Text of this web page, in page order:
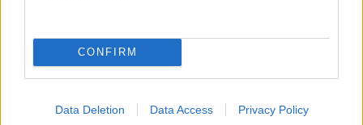
CONFIRM
Data Deletion Data Access Privacy Policy
Ιστορία|05.12.2021 18:51
όπου εξορίστηκαν αυτοκράτορες